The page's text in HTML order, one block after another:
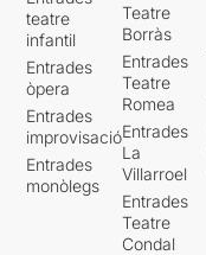
teatre
infantil
Entrades
òpera
Entrades
improvisació
Entrades
monòlegs
Teatre
Borràs
Entrades
Teatre
Romea
Entrades
La
Villarroel
Entrades
Teatre
Condal